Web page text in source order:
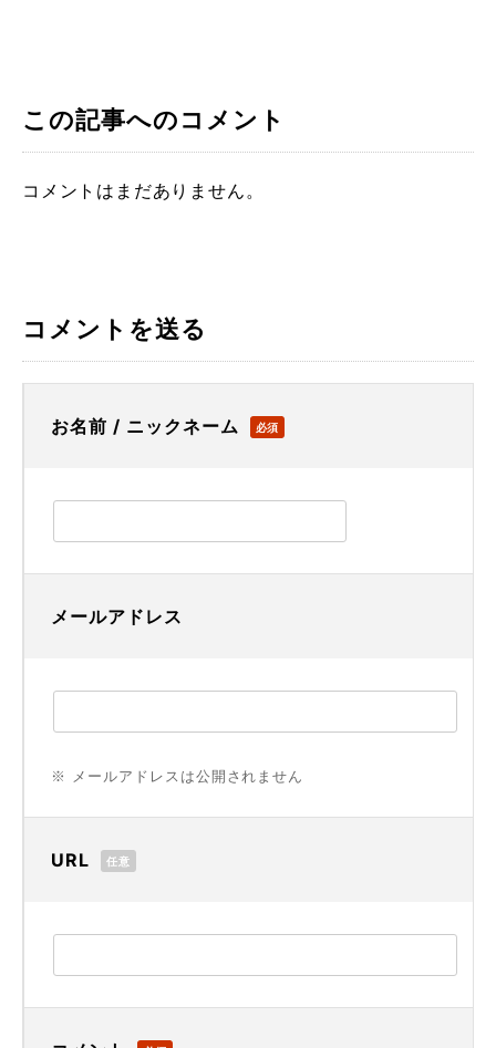
この記事へのコメント
コメントはまだありません。
コメントを送る
お名前 / ニックネーム 必須
メールアドレス
※ メールアドレスは公開されません
URL 任意